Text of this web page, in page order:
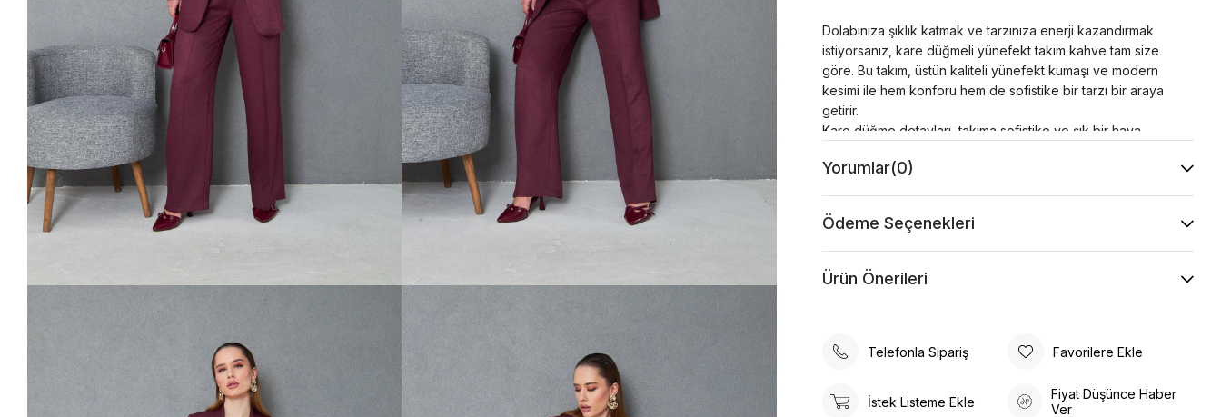
Dolabınıza şıklık katmak ve tarzınıza enerji kazandırmak
istiyorsanız, kare düğmeli yünefekt takım kahve tam size
göre. Bu takım, üstün kaliteli yünefekt kumaşı ve modern
kesimi ile hem konforu hem de sofistike bir tarzı bir araya
getirir.
Kare düğme detayları, takıma sofistike ve şık bir hava
mükemmel şekilde tamamlar. İş hayatında veya özel
yeni bir soluk getirecek.
Bu şık takımı hemen sepetinize ekleyerek dolabınıza yeni
bir enerji katın. Kare düğmeli yünefekt takım kahve ile her
ortamda fark yaratın ve kendinizi özel hissedin.
Yorumlar(0)
Ödeme Seçenekleri
Ürün Önerileri
Telefonla Sipariş Favorilere Ekle
İstek Listeme Ekle
Fiyat Düşünce Haber
Ver